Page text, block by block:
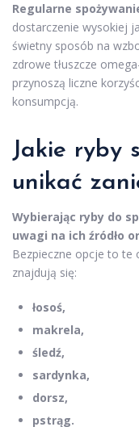
Regularne
dostarczenie wysokiej
świetny sposób na
zdrowe tłuszcze
przynoszą liczne
konsumpcją.
Jakie ryby
unikać
Wybierając ryby do
uwagi na ich źródło
Bezpieczne opcje to te
znajdują się:
łosoś,
makrela,
śledź,
sardynka,
dorsz,
pstrąg.